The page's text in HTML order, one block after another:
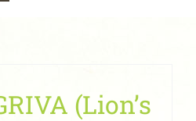
(Lion’s